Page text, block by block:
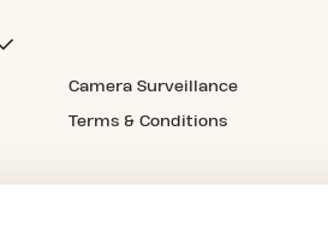
Camera Surveillance
Terms & Conditions